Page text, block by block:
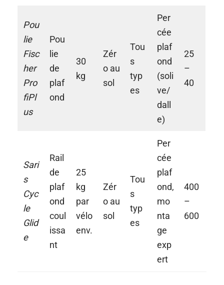
Pou
lie
Fisc
her
Pro
fiPl
us
Pou
lie
de
plaf
ond
30
kg
Zér
o au
sol
Tou
s
typ
es
Per
cée
plaf
ond
(soli
ve/
dall
e)
25
–
40
Sari
s
Cyc
le
Glid
e
Rail
de
plaf
ond
coul
issa
nt
25
kg
par
vélo
env.
Zér
o au
sol
Tou
s
typ
es
Per
cée
plaf
ond,
mo
nta
ge
exp
ert
400
–
600